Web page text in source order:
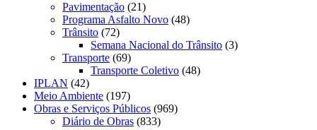
Pavimentação (21)
Programa Asfalto Novo (48)
Trânsito (72)
Semana Nacional do Trânsito (3)
Transporte (69)
Transporte Coletivo (48)
IPLAN (42)
Meio Ambiente (197)
Obras e Serviços Públicos (969)
Diário de Obras (833)